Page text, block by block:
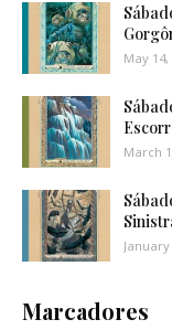
May 14,
March
January
Marcadores